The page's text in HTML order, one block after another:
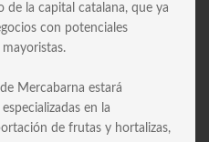
de la capital catalana, que ya
con potenciales
Mercabarna estará
en la
de frutas y hortalizas,